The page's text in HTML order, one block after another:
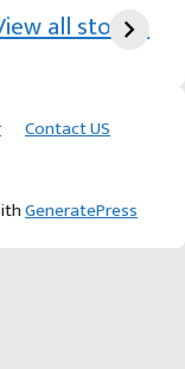
all stories
Contact US
GeneratePress